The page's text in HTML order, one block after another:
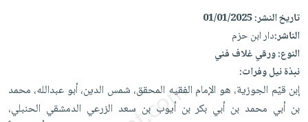
iKitab
على
Android
تحميل
iKitab
على
masmu3
على
Apple
جوائز
أجهزة
العناية
الشخصية
العناية
وتصفيف
الشعر
المطبخ
والسفرة
الكل
أواني
الطهي
متجر
تاريخ النشر:01/01/2025
الناشر:دار ابن حزم
النوع:ورقي غلاف فني
نبذة نيل وفرات:
إبن قيّم الجوزية، هو الإمام الفقيه المحقق، شمس الدين، أبو عبدالله، محمد
بن أبي محمد بن أبي بكر بن أيوب بن سعد الزرعي الدمشقي الحنبلي،